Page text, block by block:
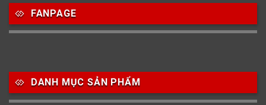
FANPAGE
DANH MỤC SẢN PHẨM